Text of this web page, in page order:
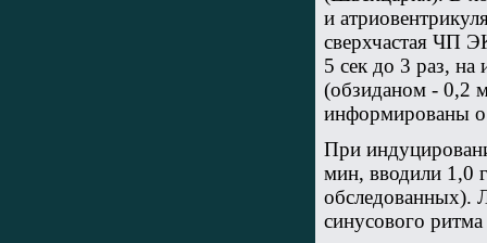
и
сверхчастая ЧП
5 сек до 3 раз, на
(обзиданом - 0,2
информированы о
При
мин, вводили 1,0
обследованных).
синусового